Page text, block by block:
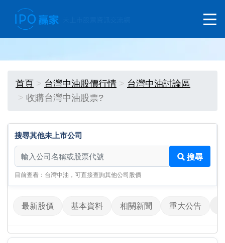
首頁 台灣中油股價行情
台灣中油討論區
收購台灣中油股票?
搜尋其他未上市公司
搜尋其他未上市公司
搜尋
目前查看：台灣中油，可直接查詢其他公司股價
最新股價 基本資料 相關新聞 重大公告